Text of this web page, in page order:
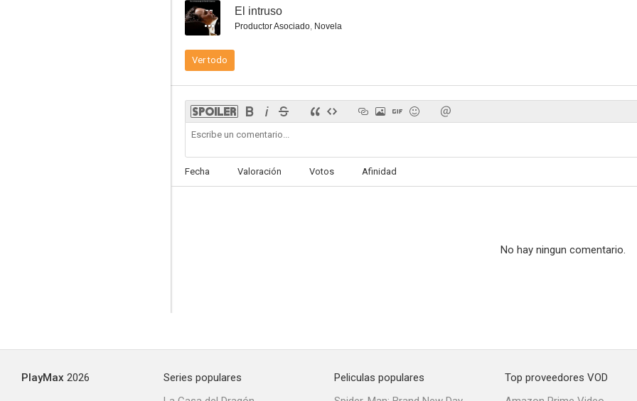
-- El intruso
Productor Asociado, Novela
Ver todo
Fecha Valoración Votos Afinidad
No hay ningun comentario.
PlayMax 2026
Series populares
Peliculas populares
Top proveedores VOD